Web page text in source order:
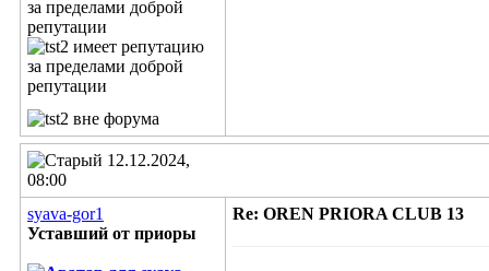
12.12.2024,
08:00
syava-gor1
Уставший от приоры
Re: OREN PRIORA CLUB 13